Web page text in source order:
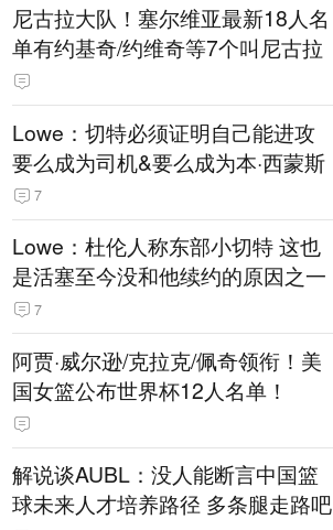
尼古拉大队！塞尔维亚最新18人名
单有约基奇/约维奇等7个叫尼古拉
Lowe：切特必须证明自己能进攻
要么成为司机&要么成为本·西蒙斯
7
Lowe：杜伦人称东部小切特 这也
是活塞至今没和他续约的原因之一
7
阿贾·威尔逊/克拉克/佩奇领衔！美
国女篮公布世界杯12人名单！
解说谈AUBL：没人能断言中国篮
球未来人才培养路径 多条腿走路吧